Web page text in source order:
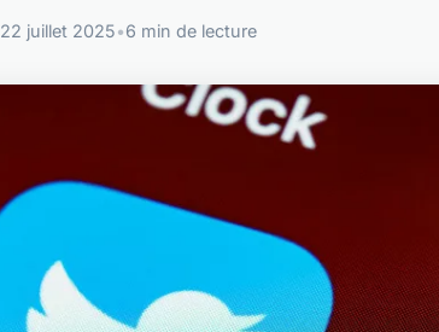
22 juillet 2025•6 min de lecture